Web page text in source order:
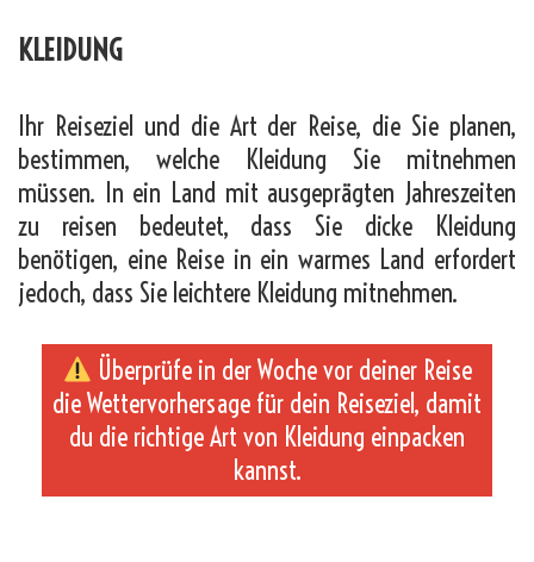
KLEIDUNG
Ihr Reiseziel und die Art der Reise, die Sie planen,
bestimmen, welche Kleidung Sie mitnehmen
müssen. In ein Land mit ausgeprägten Jahreszeiten
zu reisen bedeutet, dass Sie dicke Kleidung
benötigen, eine Reise in ein warmes Land erfordert
jedoch, dass Sie leichtere Kleidung mitnehmen.
Überprüfe in der Woche vor deiner Reise
die Wettervorhersage für dein Reiseziel, damit
du die richtige Art von Kleidung einpacken
kannst.